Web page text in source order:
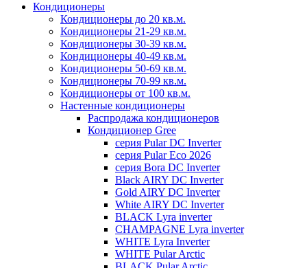
Кондиционеры
Кондиционеры до 20 кв.м.
Кондиционеры 21-29 кв.м.
Кондиционеры 30-39 кв.м.
Кондиционеры 40-49 кв.м.
Кондиционеры 50-69 кв.м.
Кондиционеры 70-99 кв.м.
Кондиционеры от 100 кв.м.
Настенные кондиционеры
Распродажа кондиционеров
Кондиционер Gree
серия Pular DC Inverter
серия Pular Eco 2026
серия Bora DC Inverter
Black AIRY DC Inverter
Gold AIRY DC Inverter
White AIRY DC Inverter
BLACK Lyra inverter
CHAMPAGNE Lyra inverter
WHITE Lyra Inverter
WHITE Pular Arctic